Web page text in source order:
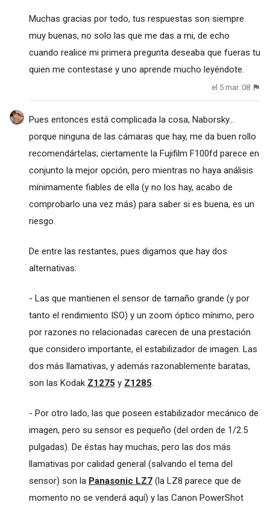
Muchas gracias por todo, tus respuestas son siempre
muy buenas, no solo las que me das a mi, de echo
cuando realice mi primera pregunta deseaba que fueras tu
quien me contestase y uno aprende mucho leyéndote.
el 5 mar. 08
Pues entonces está complicada la cosa, Naborsky...
porque ninguna de las cámaras que hay, me da buen rollo
recomendártelas; ciertamente la Fujifilm F100fd parece en
conjunto la mejor opción, pero mientras no haya análisis
mínimamente fiables de ella (y no los hay, acabo de
comprobarlo una vez más) para saber si es buena, es un
riesgo.
De entre las restantes, pues digamos que hay dos
alternativas:
- Las que mantienen el sensor de tamaño grande (y por
tanto el rendimiento ISO) y un zoom óptico mínimo, pero
por razones no relacionadas carecen de una prestación
que considero importante, el estabilizador de imagen. Las
dos más llamativas, y además razonablemente baratas,
son las Kodak Z1275 y Z1285.
- Por otro lado, las que poseen estabilizador mecánico de
imagen, pero su sensor es pequeño (del orden de 1/2.5
pulgadas). De éstas hay muchas, pero las dos más
llamativas por calidad general (salvando el tema del
sensor) son la Panasonic LZ7(la LZ8 parece que de
momento no se venderá aquí) y las Canon PowerShot